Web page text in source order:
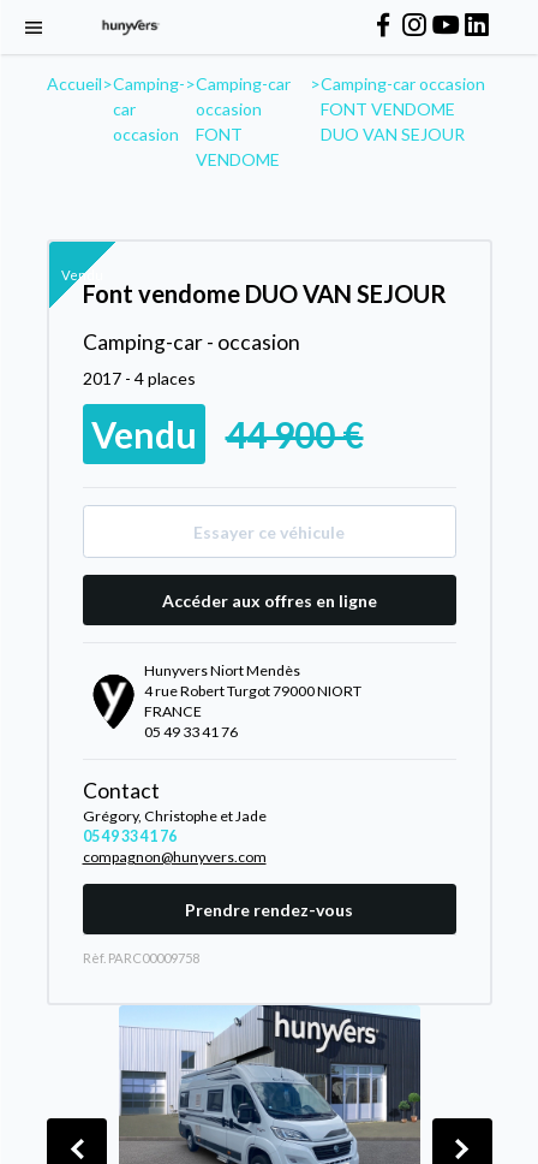
Accueil>Camping-
car
occasion
>Camping-car
occasion
FONT
VENDOME
>Camping-car occasion
FONT VENDOME
DUO VAN SEJOUR
Vendu
Font vendome DUO VAN SEJOUR
Camping-car - occasion
2017 - 4 places
Vendu 44 900 €
Essayer ce véhicule
Accéder aux offres en ligne
Hunyvers Niort Mendès
4 rue Robert Turgot 79000 NIORT
FRANCE
05 49 33 41 76
Contact
Grégory, Christophe et Jade
05 49 33 41 76
compagnon@hunyvers.com
Prendre rendez-vous
Rèf. PARC00009758